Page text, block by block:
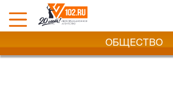
ОБЩЕСТВО